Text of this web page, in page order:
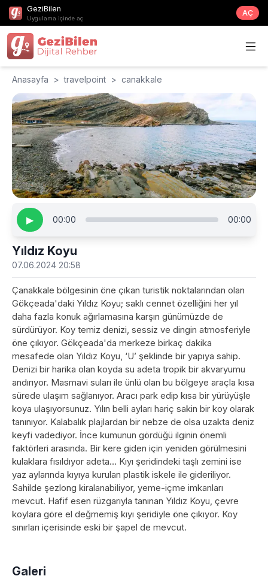
GeziBilen
Uygulama içinde aç
AÇ
Anasayfa > travelpoint > canakkale
▶ 00:00 00:00
Yıldız Koyu
07.06.2024 20:58
Çanakkale bölgesinin öne çıkan turistik noktalarından olan
Gökçeada'daki Yıldız Koyu; saklı cennet özelliğini her yıl
daha fazla konuk ağırlamasına karşın günümüzde de
sürdürüyor. Koy temiz denizi, sessiz ve dingin atmosferiyle
öne çıkıyor. Gökçeada'da merkeze birkaç dakika
mesafede olan Yıldız Koyu, ‘U’ şeklinde bir yapıya sahip.
Denizi bir harika olan koyda su adeta tropik bir akvaryumu
andırıyor. Masmavi suları ile ünlü olan bu bölgeye araçla kısa
sürede ulaşım sağlanıyor. Aracı park edip kısa bir yürüyüşle
koya ulaşıyorsunuz. Yılın belli ayları hariç sakin bir koy olarak
tanınıyor. Kalabalık plajlardan bir nebze de olsa uzakta deniz
keyfi vadediyor. İnce kumunun gördüğü ilginin önemli
faktörleri arasında. Bir kere giden için yeniden görülmesini
kulaklara fısıldıyor adeta… Kıyı şeridindeki taşlı zemini ise
yaz aylarında kıyıya kurulan plastik iskele ile gideriliyor.
Sahilde şezlong kiralanabiliyor, yeme-içme imkanları
mevcut. Hafif esen rüzgarıyla tanınan Yıldız Koyu, çevre
koylara göre el değmemiş kıyı şeridiyle öne çıkıyor. Koy
sınırları içerisinde eski bir şapel de mevcut.
Galeri